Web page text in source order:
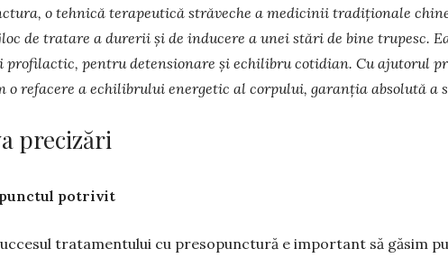
o tehnică terapeutică stră­veche a medicinii tradiționale
de tra­ta­re a durerii și de inducere a unei stări de bine tru­pesc.
profilactic, pentru de­tensionare și echilibru cotidian. Cu ajutorul
o refacere a echilibrului ener­­getic al corpului, garanția ab­solută a
precizări
potrivit
tratamentului cu presopunctură e important să găsim